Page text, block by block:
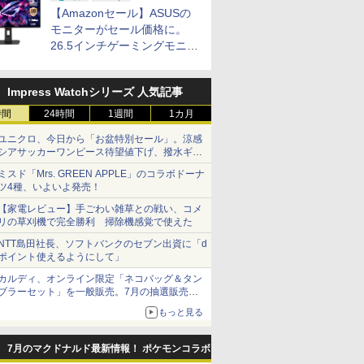
【Amazonセール】ASUSの
モニターがセール価格に。
26.5インチゲーミングモニタ
XG27ACDMS」限定モデルも
お買い得
Impress Watchシリーズ 人気記事
24時間 1週間 1カ月
ニクロ、今日から「お盆特別セール」。涼感
アサッカーワンピース待望値下げ、撥水ギア
ョーツは1990円に
スド「Mrs. GREEN APPLE」のコラボドーナ
4種、いよいよ発売！
家電レビュー】手ごわい雑草との戦い、コメ
の草刈機で完全勝利 掃除機感覚で使えた
島田社長、ソフトバンクのセブン出資に「d
イント使えるようにして」
ルディ、オンライン限定「ネコバッグ＆タン
ラーセット」を一般販売。7月の抽選販売の
もっと見る
7月のマクドナルド最新情報！ ポケモンコラボ